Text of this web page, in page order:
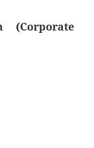
(Corporate